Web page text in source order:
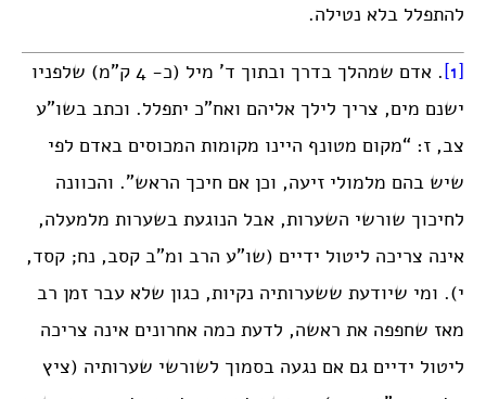
להתפלל בלא נטילה.
[1]
. אדם שמהלך בדרך ובתוך ד’ מיל (כ- 4 ק”מ) שלפניו
ישנם מים, צריך לילך אליהם ואח”כ יתפלל. וכתב בשו”ע
צב, ז: “מקום מטונף היינו מקומות המכוסים באדם לפי
שיש בהם מלמולי זיעה, וכן אם חיכך הראש”. והכוונה
לחיכוך שורשי השערות, אבל הנוגעת בשערות מלמעלה,
אינה צריכה ליטול ידיים (שו”ע הרב ומ”ב קסב, נח; קסד,
י). ומי שיודעת ששערותיה נקיות, כגון שלא עבר זמן רב
מאז שחפפה את ראשה, לדעת כמה אחרונים אינה צריכה
ליטול ידיים גם אם נגעה בסמוך לשורשי שערותיה (ציץ